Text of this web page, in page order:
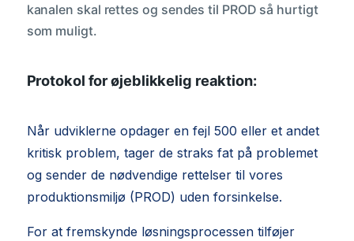
kanalen skal rettes og sendes til PROD så hurtigt
som muligt.
Protokol for øjeblikkelig reaktion:
Når udviklerne opdager en fejl 500 eller et andet
kritisk problem, tager de straks fat på problemet
og sender de nødvendige rettelser til vores
produktionsmiljø (PROD) uden forsinkelse.
For at fremskynde løsningsprocessen tilføjer